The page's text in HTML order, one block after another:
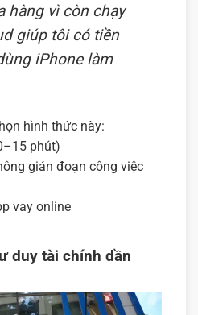
hàng vì còn chạy
giúp tôi có tiền
iPhone làm
hình thức này:
phút)
gián đoạn công việc
vay online
duy tài chính dần